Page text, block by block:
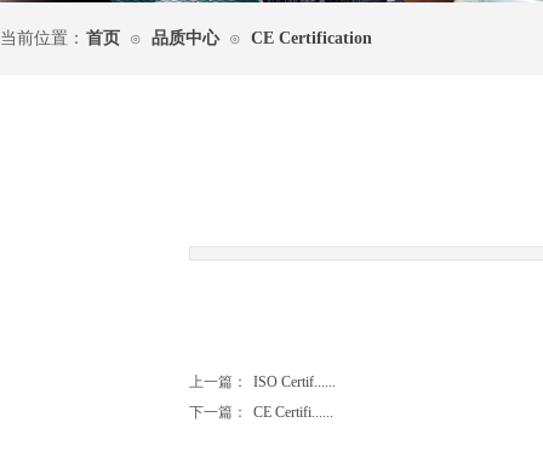
当前位置： 首页 ⊙ 品质中心 ⊙ CE Certification
上一篇：
ISO Certif......
下一篇：
CE Certifi......